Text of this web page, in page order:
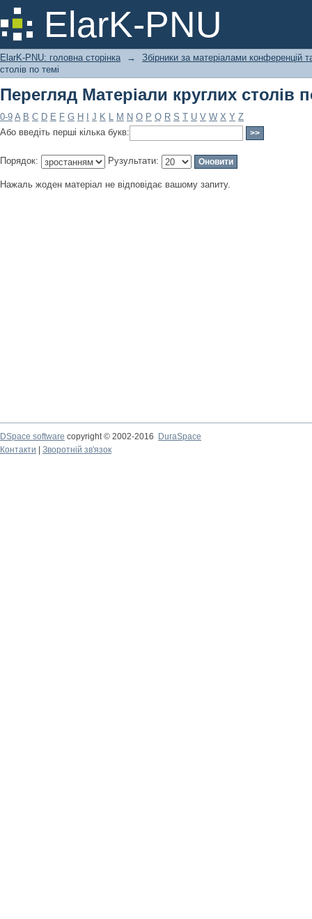
ElarK-PNU
Перегляд Матеріали круглих столів
ElarK-PNU: головна сторінка →
Збірники за матеріалами конференцій
столів по темі
Перегляд Матеріали круглих столів
0-9 A B C D E F G H J K L M N O P Q R S T U V W X Y Z
Або введіть перші кілька букв:
Порядок: Рузультати:
Нажаль жоден матеріал не відповідає вашому запиту.
DSpace software copyright © 2002-2016
DuraSpace
Контакти
Зворотній зв'язок